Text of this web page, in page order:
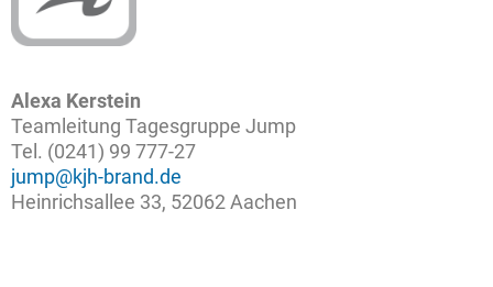
Alexa Kerstein
Teamleitung Tagesgruppe Jump
Tel. (0241) 99 777-27
jump@kjh-brand.de
Heinrichsallee 33, 52062 Aachen